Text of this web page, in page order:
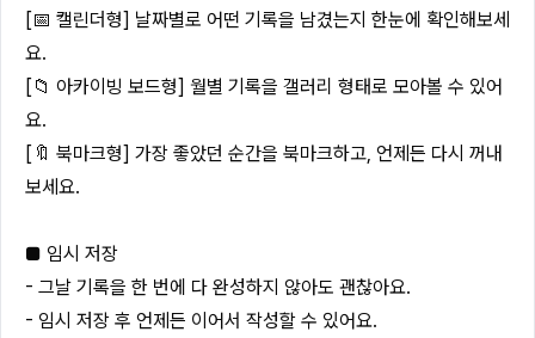
[📅 캘린더형] 날짜별로 어떤 기록을 남겼는지 한눈에 확인해보세
요.
[📁 아카이빙 보드형] 월별 기록을 갤러리 형태로 모아볼 수 있어
요.
[🔖 북마크형] 가장 좋았던 순간을 북마크하고, 언제든 다시 꺼내
보세요.
■ 임시 저장
- 그날 기록을 한 번에 다 완성하지 않아도 괜찮아요.
- 임시 저장 후 언제든 이어서 작성할 수 있어요.